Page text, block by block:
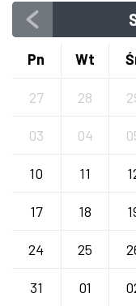
Pn Wt
27 28
03 04
10 11
17 18
24 25
31 01